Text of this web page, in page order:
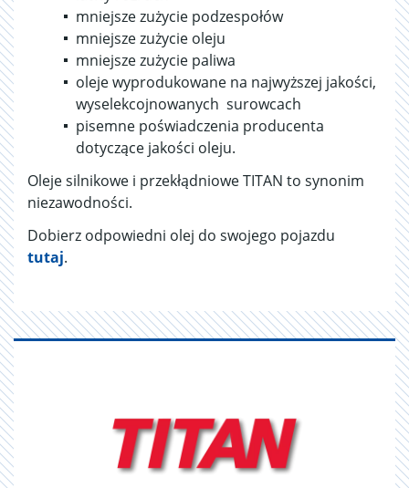
mniejsze zużycie podzespołów
mniejsze zużycie oleju
mniejsze zużycie paliwa
oleje wyprodukowane na najwyższej jakości,
wyselekcojnowanych surowcach
pisemne poświadczenia producenta
dotyczące jakości oleju.
Oleje silnikowe i przekłądniowe TITAN to synonim
niezawodności.
Dobierz odpowiedni olej do swojego pojazdu
tutaj.